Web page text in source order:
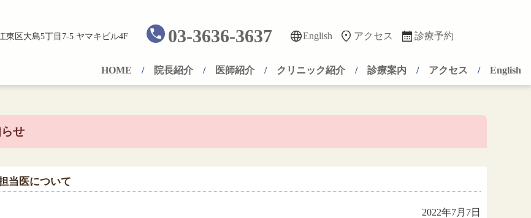
東区大島5丁目7-5 ヤマキビル4F 03-3636-3637 English アクセス 診療予約
HOME 院長紹介 医師紹介 クリニック紹介 診療案内 アクセス English
せ
当医について
2022年7月7日